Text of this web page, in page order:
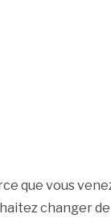
que vous
changer de